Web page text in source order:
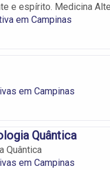
e espírito. Medicina
em Campinas
em Campinas
Quântica
Quântica
em Campinas